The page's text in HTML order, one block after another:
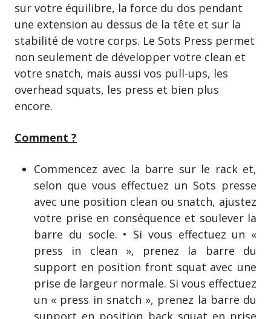
sur votre équilibre, la force du dos pendant
une extension au dessus de la tête et sur la
stabilité de votre corps. Le Sots Press permet
non seulement de développer votre clean et
votre snatch, mais aussi vos pull-ups, les
overhead squats, les press et bien plus
encore.
Comment ?
Commencez avec la barre sur le rack et,
selon que vous effectuez un Sots presse
avec une position clean ou snatch, ajustez
votre prise en conséquence et soulever la
barre du socle. • Si vous effectuez un «
press in clean », prenez la barre du
support en position front squat avec une
prise de largeur normale. Si vous effectuez
un « press in snatch », prenez la barre du